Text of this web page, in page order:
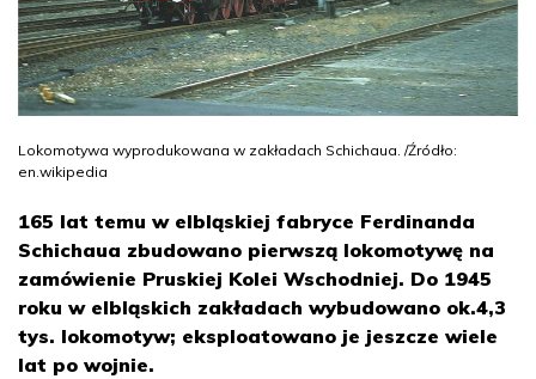
Lokomotywa wyprodukowana w zakładach Schichaua. /Źródło:
en.wikipedia
165 lat temu w elbląskiej fabryce Ferdinanda
Schichaua zbudowano pierwszą lokomotywę na
zamówienie Pruskiej Kolei Wschodniej. Do 1945
roku w elbląskich zakładach wybudowano ok.4,3
tys. lokomotyw; eksploatowano je jeszcze wiele
lat po wojnie.